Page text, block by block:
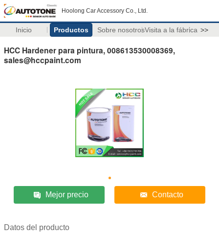
Hoolong Car Accessory Co., Ltd.
Inicio Productos Sobre nosotrosVisita a la fábrica >>
HCC Hardener para pintura, 008613530008369,
sales@hccpaint.com
Mejor precio Contacto
Datos del producto